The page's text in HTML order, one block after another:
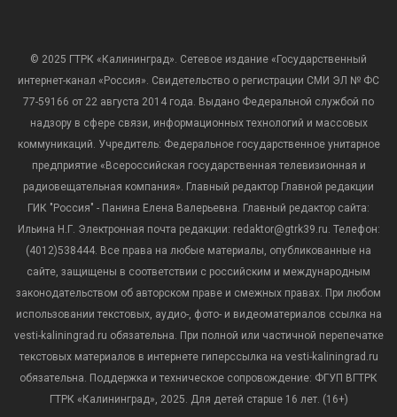
© 2025 ГТРК «Калининград». Сетевое издание «Государственный
интернет-канал «Россия». Свидетельство о регистрации СМИ ЭЛ № ФС
77-59166 от 22 августа 2014 года. Выдано Федеральной службой по
надзору в сфере связи, информационных технологий и массовых
коммуникаций. Учредитель: Федеральное государственное унитарное
предприятие «Всероссийская государственная телевизионная и
радиовещательная компания». Главный редактор Главной редакции
ГИК "Россия" - Панина Елена Валерьевна. Главный редактор сайта:
Ильина Н.Г. Электронная почта редакции: redaktor@gtrk39.ru. Телефон:
(4012)538444. Все права на любые материалы, опубликованные на
сайте, защищены в соответствии с российским и международным
законодательством об авторском праве и смежных правах. При любом
использовании текстовых, аудио-, фото- и видеоматериалов ссылка на
vesti-kaliningrad.ru обязательна. При полной или частичной перепечатке
текстовых материалов в интернете гиперссылка на vesti-kaliningrad.ru
обязательна. Поддержка и техническое сопровождение: ФГУП ВГТРК
ГТРК «Калининград», 2025. Для детей старше 16 лет. (16+)